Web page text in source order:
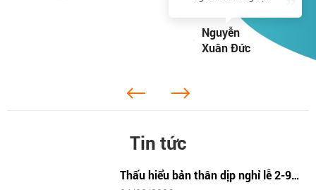
Nguyễn
Xuân Đức
Tin tức
Thấu hiểu bản thân dịp nghỉ lễ 2-9